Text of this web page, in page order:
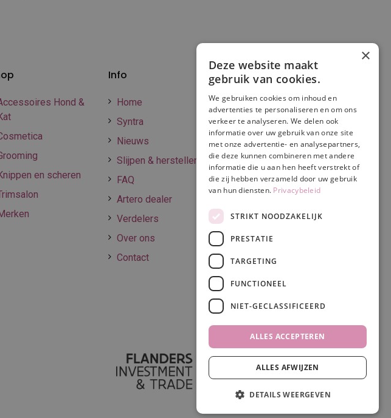
Info
Home
Syntra
Nieuws
Slijpen & herstellen
FAQ
Artero dealer
Verdelers
Over ons
Contact
Hond &
en scheren
Verzenden en
betalen
Online betalen
Retourneren
Algemene
voorwaarden
Privacy & Cookie
Disclaimer
Volg ons
×
Deze website maakt
gebruik van cookies.
We gebruiken cookies om inhoud en
advertenties te personaliseren en om ons
verkeer te analyseren. We delen ook
informatie over uw gebruik van onze site
met onze advertentie- en analysepartners,
die deze kunnen combineren met andere
informatie die u aan hen heeft verstrekt of
die zij hebben verzameld door uw gebruik
van hun diensten. Privacybeleid
STRIKT NOODZAKELIJK
PRESTATIE
TARGETING
FUNCTIONEEL
NIET-GECLASSIFICEERD
ALLES ACCEPTEREN
ALLES AFWIJZEN
DETAILS WEERGEVEN